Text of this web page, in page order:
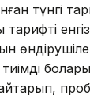
түнгі